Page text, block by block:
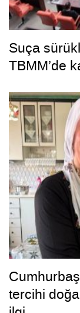
Suça
TBMM’de
tercihi